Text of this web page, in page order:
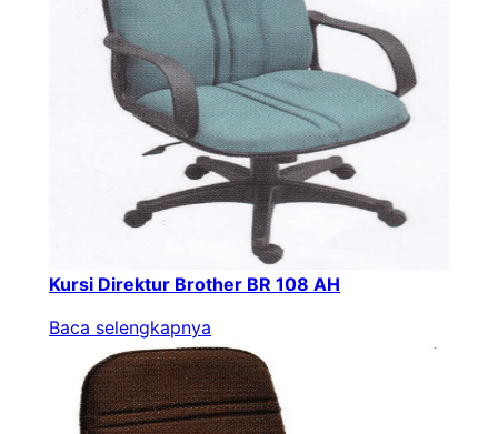
Kursi Direktur Brother BR 108 AH
Baca selengkapnya